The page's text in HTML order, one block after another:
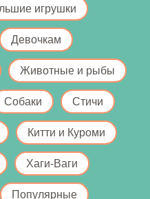
игрушки
Девочкам
Животные и рыбы
Собаки Стичи
Китти и Куроми
Хаги-Ваги
Популярные